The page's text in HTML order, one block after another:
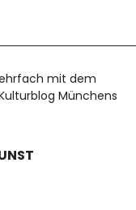
mit dem
Münchens